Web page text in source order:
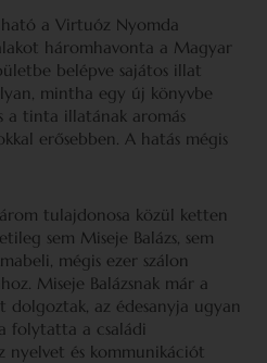
a Virtuóz Nyomda
háromhavonta a Magyar
belépve sajátos illat
mintha egy új könyvbe
a tinta illatának aromás
erősebben. A hatás mégis
tulajdonosa közül ketten
sem Miseje Balázs, sem
mégis ezer szálon
Miseje Balázsnak már a
dolgoztak, az édesanyja ugyan
folytatta a családi
nyelvet és kommunikációt